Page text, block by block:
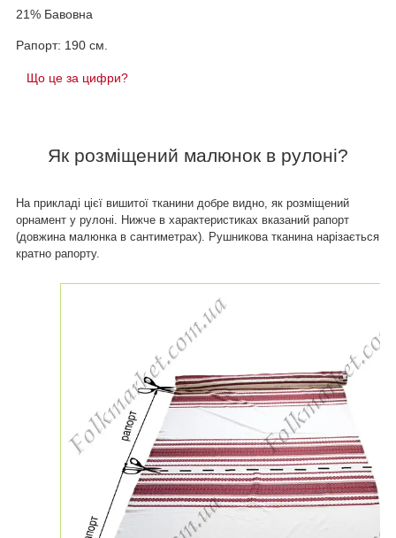
21% Бавовна
Рапорт: 190 см.
Що це за цифри?
Як розміщений малюнок в рулоні?
На прикладі цієї вишитої тканини добре видно, як розміщений
орнамент у рулоні. Нижче в характеристиках вказаний рапорт
(довжина малюнка в сантиметрах). Рушникова тканина нарізається
кратно рапорту.